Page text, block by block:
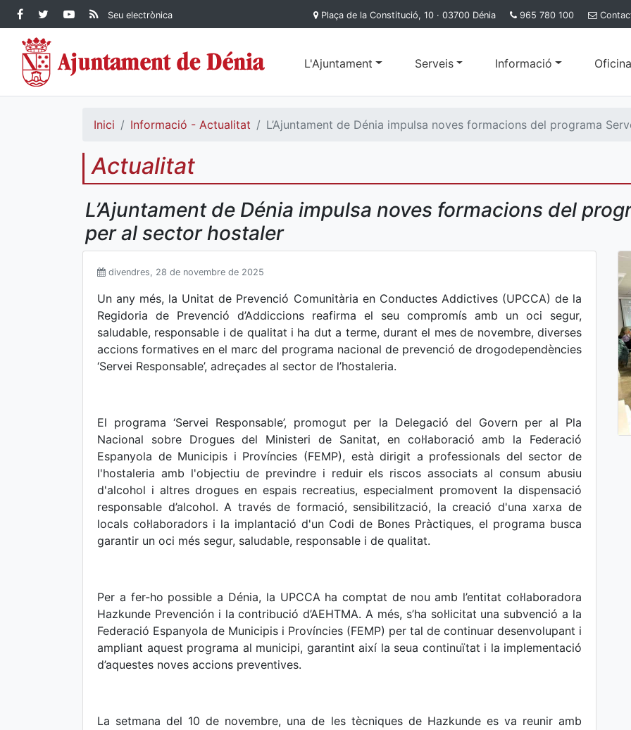
Contingut principal
Facebook Ajuntament de
Dénia
Twitter Ajuntament de
Dénia
YouTube Ajuntament
de Dénia
RSS Actualitat
Ajuntament de
Seu electrònica Plaça de la Constitució, 10 · 03700 Dénia 965 780 100
L'Ajuntament Serveis Informació
Inici Informació - Actualitat L’Ajuntament de Dénia impulsa noves formacions del programa
Actualitat
L’Ajuntament de Dénia impulsa noves formacions del
per al sector hostaler
divendres, 28 de novembre de 2025
Un any més, la Unitat de Prevenció Comunitària en Conductes Addictives (UPCCA) de la
Regidoria de Prevenció d’Addiccions reafirma el seu compromís amb un oci segur,
saludable, responsable i de qualitat i ha dut a terme, durant el mes de novembre, diverses
accions formatives en el marc del programa nacional de prevenció de drogodependències
‘Servei Responsable’, adreçades al sector de l’hostaleria.
El programa ‘Servei Responsable’, promogut per la Delegació del Govern per al Pla
Nacional sobre Drogues del Ministeri de Sanitat, en col·laboració amb la Federació
Espanyola de Municipis i Províncies (FEMP), està dirigit a professionals del sector de
l'hostaleria amb l'objectiu de previndre i reduir els riscos associats al consum abusiu
d'alcohol i altres drogues en espais recreatius, especialment promovent la dispensació
responsable d’alcohol. A través de formació, sensibilització, la creació d'una xarxa de
locals col·laboradors i la implantació d'un Codi de Bones Pràctiques, el programa busca
garantir un oci més segur, saludable, responsable i de qualitat.
Per a fer-ho possible a Dénia, la UPCCA ha comptat de nou amb l’entitat col·laboradora
Hazkunde Prevención i la contribució d’AEHTMA. A més, s’ha sol·licitat una subvenció a la
Federació Espanyola de Municipis i Províncies (FEMP) per tal de continuar desenvolupant i
ampliant aquest programa al municipi, garantint així la seua continuïtat i la implementació
d’aquestes noves accions preventives.
La setmana del 10 de novembre, una de les tècniques de Hazkunde es va reunir amb